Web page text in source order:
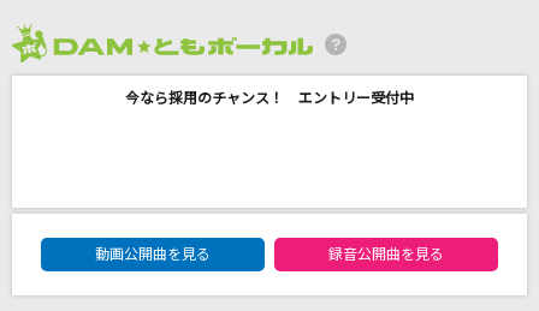
Special for Princess!
煮ル果実
レンズ
幾田りら
今なら採用のチャンス！ エントリー受付中
DAM★ともボーカルエントリーランキング
動画公開曲を見る
録音公開曲を見る